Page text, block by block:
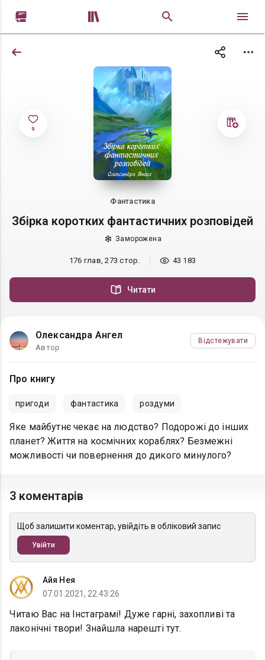
 
9
Фантастика
Збірка коротких фантастичних розповідей
Заморожена
176 глав, 273 стор. 43 183
Читати
Олександра Ангел
Автор
Відстежувати
Про книгу
пригоди фантастика роздуми
Яке майбутнє чекає на людство? Подорожі до інших
планет? Життя на космічних кораблях? Безмежні
можливості чи повернення до дикого минулого?
3 коментарів
Щоб залишити коментар, увійдіть в обліковий запис
Увійти
Айя Нея
07.01.2021, 22:43:26
Читаю Вас на Інстаграмі! Дуже гарні, захопливі та
лаконічні твори! Знайшла нарешті тут.